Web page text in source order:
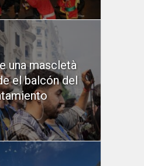
una mascletà
el balcón del